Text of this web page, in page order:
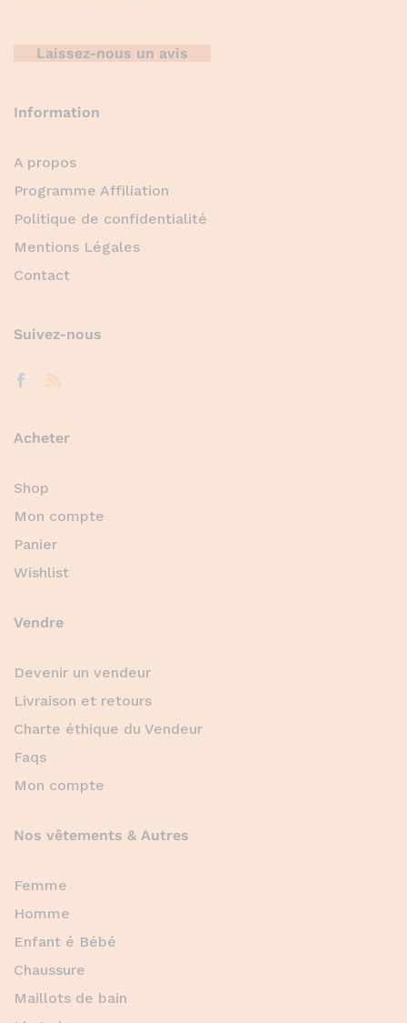
Laissez-nous un avis
Information
A propos
Programme Affiliation
Politique de confidentialité
Mentions Légales
Contact
Suivez-nous
Acheter
Shop
Mon compte
Panier
Wishlist
Vendre
Devenir un vendeur
Livraison et retours
Charte éthique du Vendeur
Faqs
Mon compte
Nos vêtements & Autres
Femme
Homme
Enfant é Bébé
Chaussure
Maillots de bain